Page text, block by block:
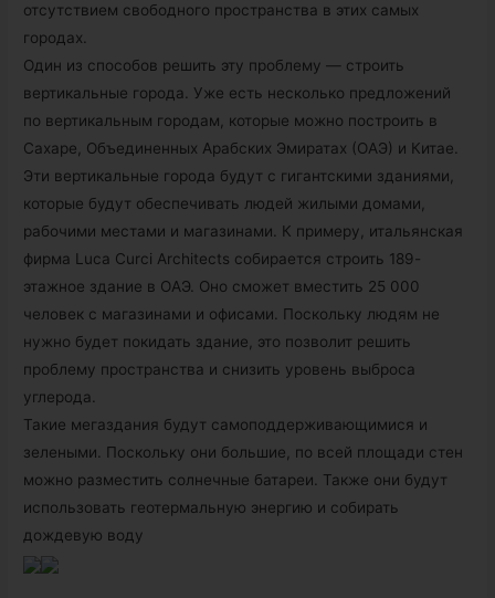
отсутствием свободного пространства в этих самых
городах.
Один из способов решить эту проблему — строить
вертикальные города. Уже есть несколько предложений
по вертикальным городам, которые можно построить в
Сахаре, Объединенных Арабских Эмиратах (ОАЭ) и Китае.
Эти вертикальные города будут с гигантскими зданиями,
которые будут обеспечивать людей жилыми домами,
рабочими местами и магазинами. К примеру, итальянская
фирма Luca Curci Architects собирается строить 189-
этажное здание в ОАЭ. Оно сможет вместить 25 000
человек с магазинами и офисами. Поскольку людям не
нужно будет покидать здание, это позволит решить
проблему пространства и снизить уровень выброса
углерода.
Такие мегаздания будут самоподдерживающимися и
зелеными. Поскольку они большие, по всей площади стен
можно разместить солнечные батареи. Также они будут
использовать геотермальную энергию и собирать
дождевую воду